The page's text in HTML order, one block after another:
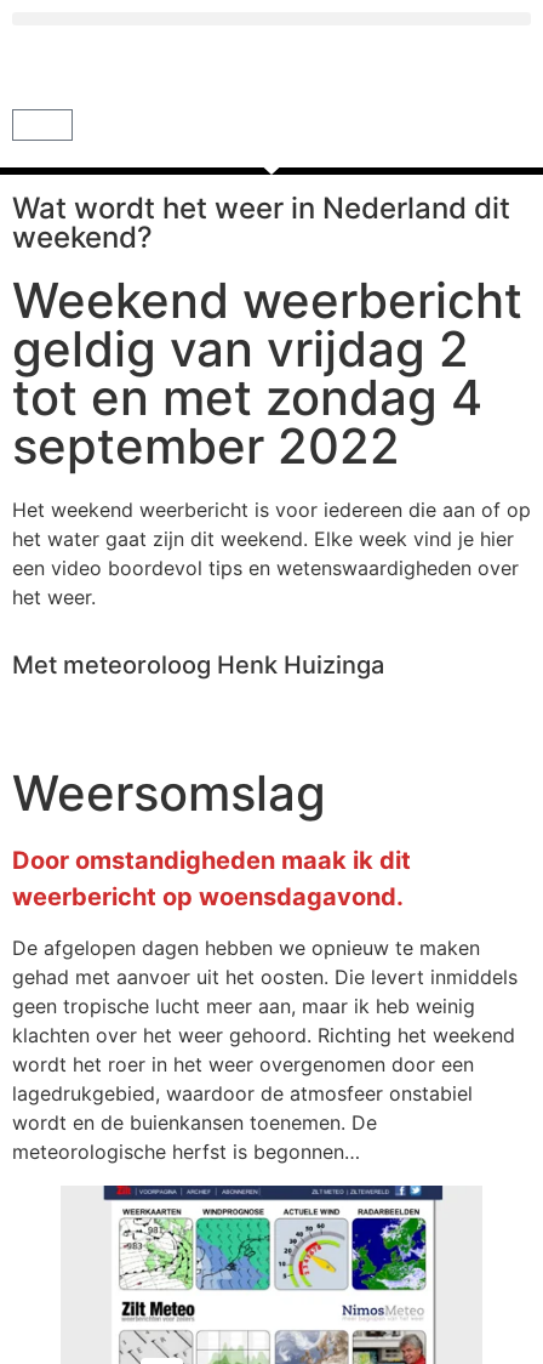
Wat wordt het weer in Nederland dit
weekend?
Weekend weerbericht
geldig van vrijdag 2
tot en met zondag 4
september 2022
Het weekend weerbericht is voor iedereen die aan of op
het water gaat zijn dit weekend. Elke week vind je hier
een video boordevol tips en wetenswaardigheden over
het weer.
Met meteoroloog Henk Huizinga
Weersomslag
Door omstandigheden maak ik dit
weerbericht op woensdagavond.
De afgelopen dagen hebben we opnieuw te maken
gehad met aanvoer uit het oosten. Die levert inmiddels
geen tropische lucht meer aan, maar ik heb weinig
klachten over het weer gehoord. Richting het weekend
wordt het roer in het weer overgenomen door een
lagedrukgebied, waardoor de atmosfeer onstabiel
wordt en de buienkansen toenemen. De
meteorologische herfst is begonnen…